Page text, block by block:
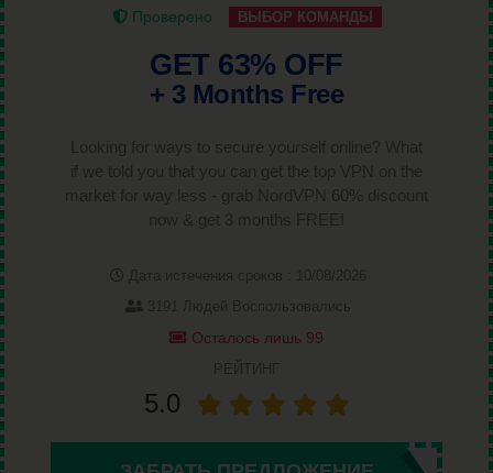
Проверено ВЫБОР КОМАНДЫ
GET 63% OFF
+ 3 Months Free
Looking for ways to secure yourself online? What
if we told you that you can get the top VPN on the
market for way less - grab NordVPN 60% discount
now & get 3 months FREE!
Дата истечения сроков : 10/08/2026
3191 Людей Воспользовались
Осталось лишь 99
РЕЙТИНГ
5.0